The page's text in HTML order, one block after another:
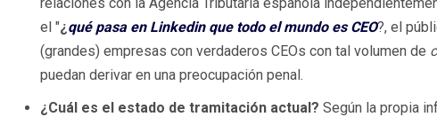
el "¿qué pasa en Linkedin que todo el mundo es CEO?, el
(grandes) empresas con verdaderos CEOs con tal volumen de
puedan derivar en una preocupación penal.
¿Cuál es el estado de tramitación actual? Según la propia